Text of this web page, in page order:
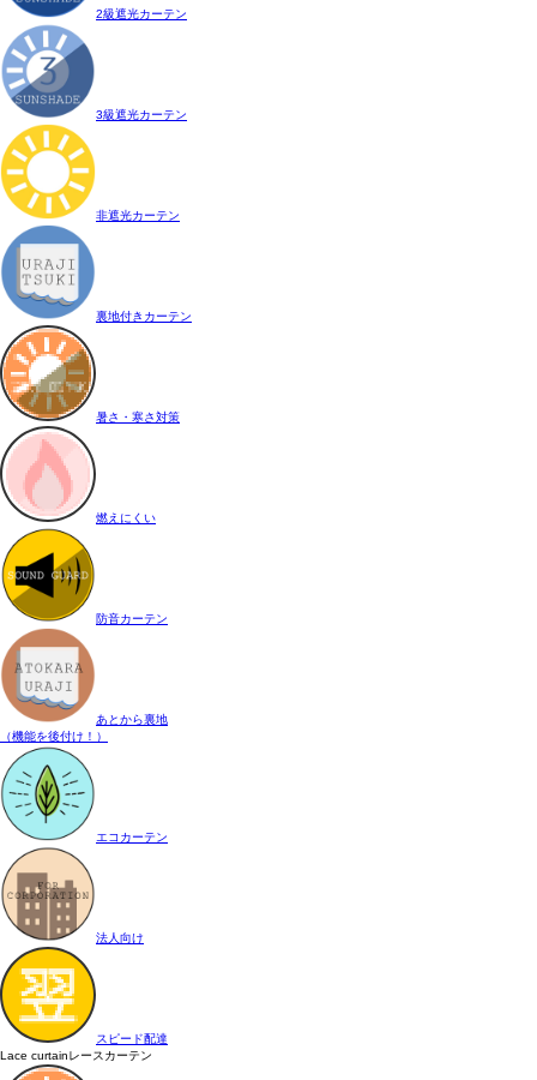
2級遮光カーテン
3級遮光カーテン
非遮光カーテン
裏地付きカーテン
暑さ・寒さ対策
燃えにくい
防音カーテン
あとから裏地
（機能を後付け！）
エコカーテン
法人向け
スピード配達
Lace curtainレースカーテン